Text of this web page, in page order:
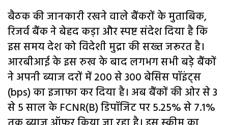
बैठक की जानकारी रखने वाले बैंकरों के मुताबिक,
रिजर्व बैंक ने बेहद कड़ा और स्पष्ट संदेश दिया है कि
इस समय देश को विदेशी मुद्रा की सख्त जरूरत है।
आरबीआई के इस रुख के बाद लगभग सभी बड़े बैंकों
ने अपनी ब्याज दरों में 200 से 300 बेसिस पॉइंट्स
(bps) का इजाफा कर दिया है। अब बैंकों की ओर से 3
से 5 साल के FCNR(B) डिपॉजिट पर 5.25% से 7.1%